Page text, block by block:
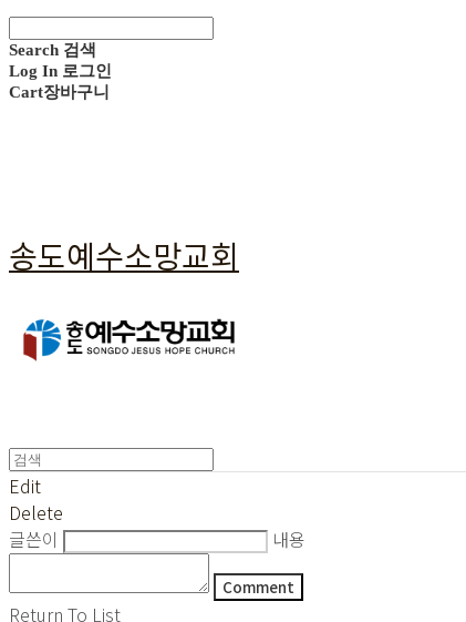
Search 검색
Log In 로그인
Cart장바구니
송도예수소망교회
Edit
Delete
글쓴이
내용
Comment
Return To List